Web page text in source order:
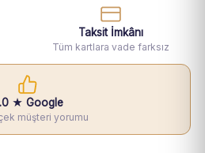
Taksit İmkânı
Tüm kartlara vade farksız
★ Google
müşteri yorumu